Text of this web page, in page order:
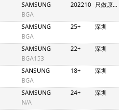
SAMSUNG
BGA
202210 只做原装正品现货
SAMSUNG
BGA
25+ 深圳
SAMSUNG
BGA153
22+ 深圳
SANSUNG
BGA
18+ 深圳
SAMSUNG
N/A
24+ 深圳